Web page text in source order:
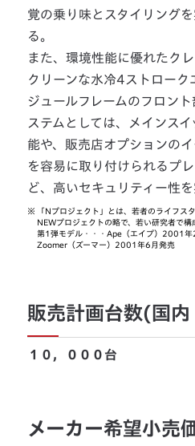
覚の乗り味とスタイリング
る。
また、環境性能に優れたク
クリーンな水冷4ストローク
ジュールフレームのフロン
ステムとしては、メインス
能や、販売店オプションの
を容易に取り付けられるプ
ど、高いセキュリティー性を
※
「Nプロジェクト」とは、若者のライフス
NEWプロジェクトの略で、若い研究者で構
第1弾モデル・・・Ape（エイプ）2001年
Zoomer（ズーマー）2001年6月発売
販売計画台数(国内
１０，０００台
メーカー希望小売